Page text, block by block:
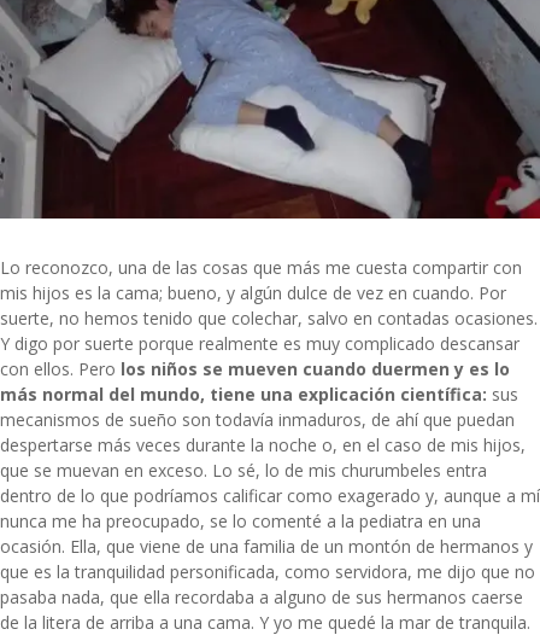
Lo reconozco, una de las cosas que más me cuesta compartir con
mis hijos es la cama; bueno, y algún dulce de vez en cuando. Por
suerte, no hemos tenido que colechar, salvo en contadas ocasiones.
Y digo por suerte porque realmente es muy complicado descansar
con ellos. Pero los niños se mueven cuando duermen y es lo
más normal del mundo, tiene una explicación científica: sus
mecanismos de sueño son todavía inmaduros, de ahí que puedan
despertarse más veces durante la noche o, en el caso de mis hijos,
que se muevan en exceso. Lo sé, lo de mis churumbeles entra
dentro de lo que podríamos calificar como exagerado y, aunque a mí
nunca me ha preocupado, se lo comenté a la pediatra en una
ocasión. Ella, que viene de una familia de un montón de hermanos y
que es la tranquilidad personificada, como servidora, me dijo que no
pasaba nada, que ella recordaba a alguno de sus hermanos caerse
de la litera de arriba a una cama. Y yo me quedé la mar de tranquila.